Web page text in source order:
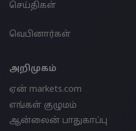
செய்திகள்
வெபினார்கள்
அறிமுகம்
ஏன் markets.com
எங்கள் குழுமம்
ஆன்லைன் பாதுகாப்பு